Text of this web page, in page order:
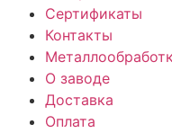
Сертификаты
Контакты
О заводе
Доставка
Оплата